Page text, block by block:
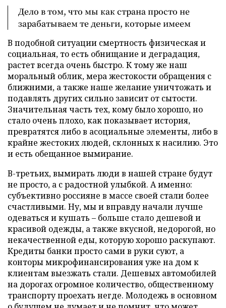
Дело в том, что мы как страна просто не
зарабатываем те деньги, которые имеем
В подобной ситуации смертность физическая и
социальная, то есть обнищание и деградация,
растет всегда очень быстро. К тому же наш
моральный облик, мера жестокости обращения с
ближними, а также наше желание уничтожать и
подавлять других сильно зависит от сытости.
Значительная часть тех, кому было хорошо, но
стало очень плохо, как показывает история,
превратятся либо в асоциальные элементы, либо в
крайне жестоких людей, склонных к насилию. Это
и есть обещанное вымирание.
В-третьих, вымирать люди в нашей стране будут
не просто, а с радостной улыбкой. А именно:
субъективно россияне в массе своей стали более
счастливыми. Ну, мы и вправду начали лучше
одеваться и кушать – больше стало дешевой и
красивой одежды, а также вкусной, недорогой, но
некачественной еды, которую хорошо раскупают.
Кредиты банки просто сами в руки суют, а
конторы микрофинансирования уже на дом к
клиентам выезжать стали. Дешевых автомобилей
на дорогах огромное количество, общественному
транспорту проехать негде. Молодежь в основном